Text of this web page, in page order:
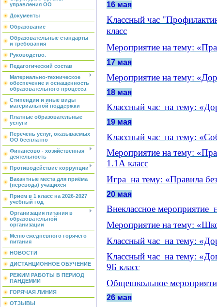
управления ОО
Документы
Образование
Образовательные стандарты
и требования
Руководство.
Педагогический состав
Материально-техническое
обеспечение и оснащенность
образовательного процесса
Стипендии и иные виды
материальной поддержки
Платные образовательные
услуги
Перечень услуг, оказываемых
ОО бесплатно
Финансово - хозяйственная
деятельность
Противодействие коррупции
Вакантные места для приёма
(перевода) учащихся
Прием в 1 класс на 2026-2027
учебный год
Организация питания в
образовательной
организации
Меню ежедневного горячего
питания
НОВОСТИ
ДИСТАНЦИОННОЕ ОБУЧЕНИЕ
РЕЖИМ РАБОТЫ В ПЕРИОД
ПАНДЕМИИ
ГОРЯЧАЯ ЛИНИЯ
ОТЗЫВЫ
16 мая
Классный час
класс
Мероприятие на тему:
17 мая
Мероприятие на тему:
18 мая
Классный час на тему:
19 мая
Классный час на тему:
Мероприятие на тему:
1.1А класс
Игра на тему: «Правила
20 мая
Внеклассное
Мероприятие на тему:
Классный час на тему:
Классный час на тему:
9Б класс
Общешкольное м
26 мая